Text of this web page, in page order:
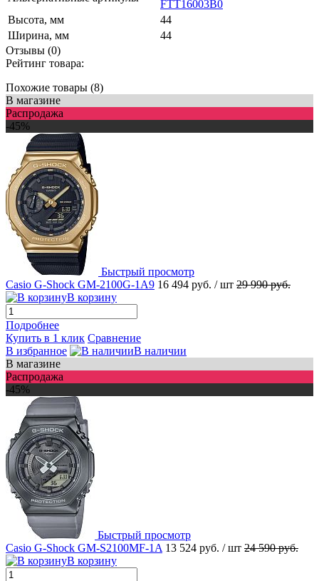
FTT16003B0
Высота, мм
44
Ширина, мм
44
Отзывы (0)
Рейтинг товара:
Похожие товары (8)
В магазине
Распродажа
-45%
Быстрый просмотр
Casio G-Shock GM-2100G-1A9 16 494 руб. / шт 29 990 руб.
В корзину
Подробнее
Купить в 1 клик Сравнение
В избранное
В наличии
В магазине
Распродажа
-45%
Быстрый просмотр
Casio G-Shock GM-S2100MF-1A 13 524 руб. / шт 24 590 руб.
В корзину